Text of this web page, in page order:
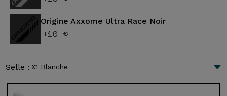
Origine Axxome Ultra Race Noir
+10 €
Selle : X1 Blanche